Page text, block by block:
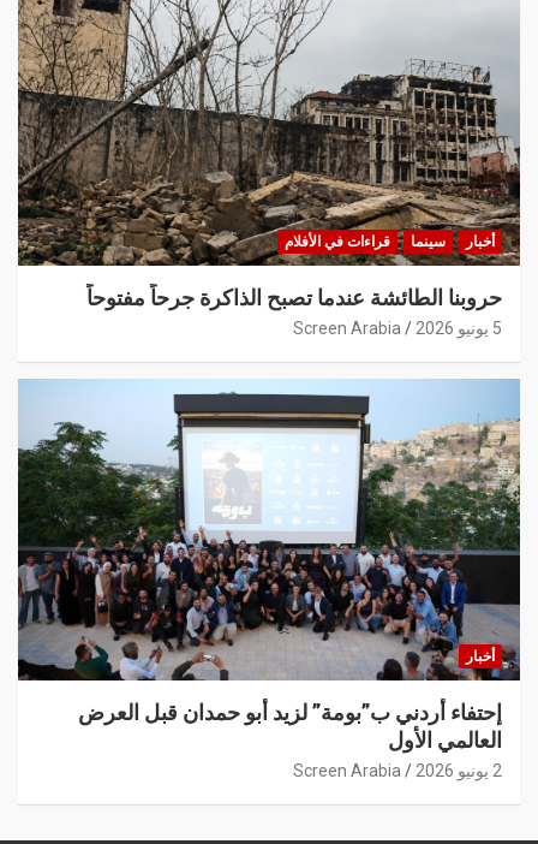
أخبار سينما قراءات في الأفلام
حروبنا الطائشة عندما تصبح الذاكرة جرحاً مفتوحاً
5 يونيو 2026 Screen Arabia
أخبار
إحتفاء أردني ب”بومة” لزيد أبو حمدان قبل العرض
العالمي الأول
2 يونيو 2026 Screen Arabia